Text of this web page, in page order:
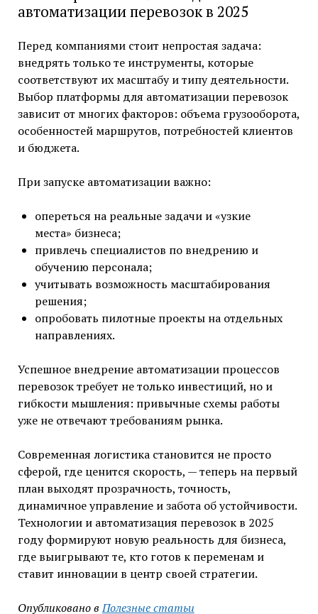
автоматизации перевозок в 2025
Перед компаниями стоит непростая задача:
внедрять только те инструменты, которые
соответствуют их масштабу и типу деятельности.
Выбор платформы для автоматизации перевозок
зависит от многих факторов: объема грузооборота,
особенностей маршрутов, потребностей клиентов
и бюджета.
При запуске автоматизации важно:
опереться на реальные задачи и «узкие
места» бизнеса;
привлечь специалистов по внедрению и
обучению персонала;
учитывать возможность масштабирования
решения;
опробовать пилотные проекты на отдельных
направлениях.
Успешное внедрение автоматизации процессов
перевозок требует не только инвестиций, но и
гибкости мышления: привычные схемы работы
уже не отвечают требованиям рынка.
Современная логистика становится не просто
сферой, где ценится скорость, — теперь на первый
план выходят прозрачность, точность,
динамичное управление и забота об устойчивости.
Технологии и автоматизация перевозок в 2025
году формируют новую реальность для бизнеса,
где выигрывают те, кто готов к переменам и
ставит инновации в центр своей стратегии.
Опубликовано в Полезные статьи